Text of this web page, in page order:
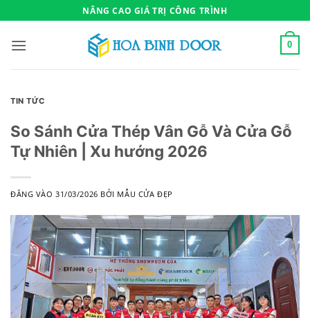
qua
nội
NÂNG CAO GIÁ TRỊ CÔNG TRÌNH
0
TIN TỨC
So Sánh Cửa Thép Vân Gỗ Và Cửa Gỗ
Tự Nhiên | Xu hướng 2026
ĐĂNG VÀO31/03/2026 BỞI MẪU CỬA ĐẸP